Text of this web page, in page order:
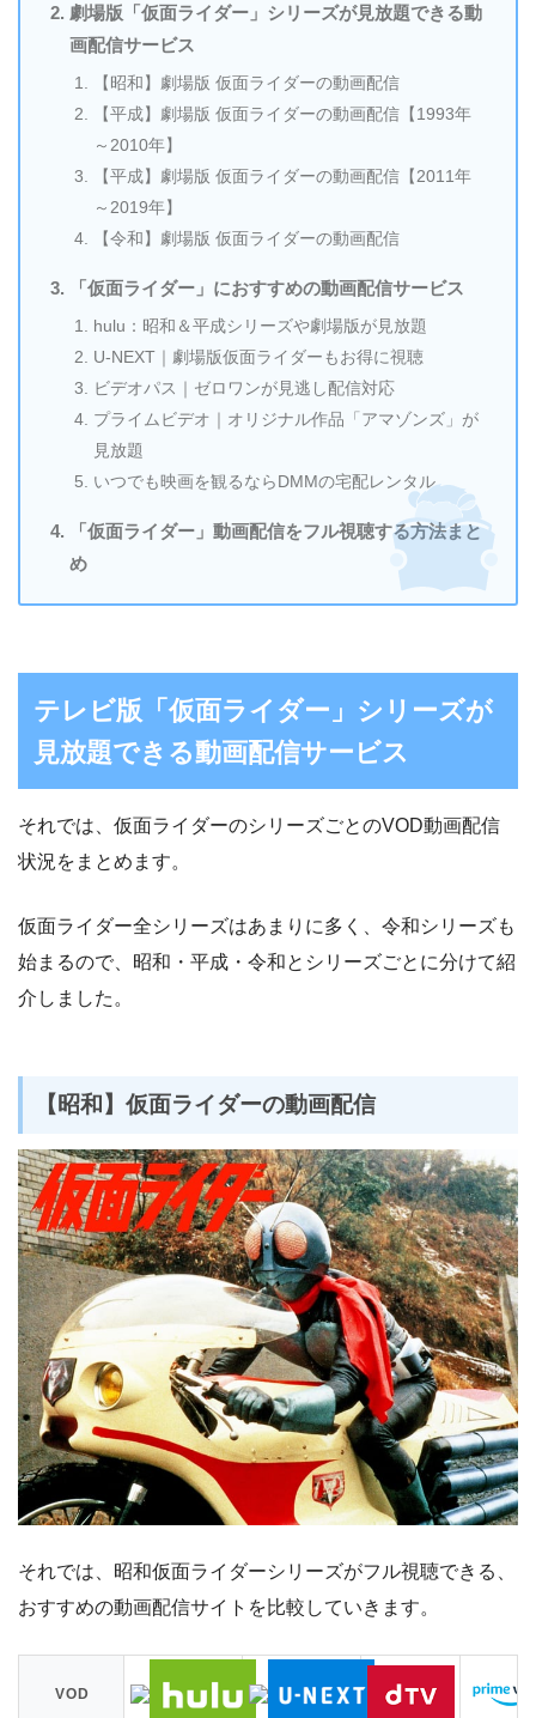
劇場版「仮面ライダー」シリーズが見放題できる動
画配信サービス
【昭和】劇場版 仮面ライダーの動画配信
【平成】劇場版 仮面ライダーの動画配信【1993年
～2010年】
【平成】劇場版 仮面ライダーの動画配信【2011年
～2019年】
【令和】劇場版 仮面ライダーの動画配信
「仮面ライダー」におすすめの動画配信サービス
hulu：昭和＆平成シリーズや劇場版が見放題
U-NEXT｜劇場版仮面ライダーもお得に視聴
ビデオパス｜ゼロワンが見逃し配信対応
プライムビデオ｜オリジナル作品「アマゾンズ」が
見放題
いつでも映画を観るならDMMの宅配レンタル
「仮面ライダー」動画配信をフル視聴する方法まと
め
テレビ版「仮面ライダー」シリーズが
見放題できる動画配信サービス
それでは、仮面ライダーのシリーズごとのVOD動画配信
状況をまとめます。
仮面ライダー全シリーズはあまりに多く、令和シリーズも
始まるので、昭和・平成・令和とシリーズごとに分けて紹
介しました。
【昭和】仮面ライダーの動画配信
それでは、昭和仮面ライダーシリーズがフル視聴できる、
おすすめの動画配信サイトを比較していきます。
VOD